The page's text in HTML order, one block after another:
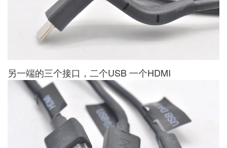
另一端的三个接口，二个USB 一个HDMI